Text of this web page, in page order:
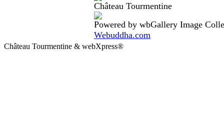
Château Tourmentine
Powered by wbGallery Image
Webuddha.com
Château Tourmentine & webXpress®